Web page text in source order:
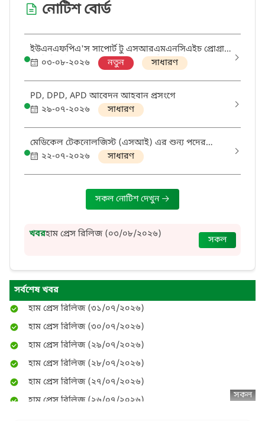
নোটিশ বোর্ড
ইউএনএফপিএ'স সাপোর্ট টু এসআরএমএনসিএইচ প্রোগ্রাম
থ্রু ডিজিএইচএস প্রকল্পের আওতায় 'মিডওয়াইফ' এবং
'ডিস্ট্রিক্ট এসআরএইচআর কোঅর্ডিনেটর' পদের নিয়োগ
পরীক্ষায় উত্তীর্ণ ও অপেক্ষমানদের তালিকা
০৩-০৮-২০২৬ নতুন সাধারণ
PD, DPD, APD আবেদন আহবান প্রসংগে
২৯-০৭-২০২৬
সাধারণ
মেডিকেল টেকনোলজিস্ট (এসআই) এর শুন্য পদের
হালনাগাদ তথ্য প্রেরণ প্রসঙ্গে
২২-০৭-২০২৬ সাধারণ
সকল নোটিশ দেখুন
খবরহাম প্রেস রিলিজ (০৩/০৮/২০২৬) সকল
সর্বশেষ খবর
হাম প্রেস রিলিজ (০৫/০৮/২০২৬)
হাম প্রেস রিলিজ (০৩/০৮/২০২৬)
হাম প্রেস রিলিজ (০১/০৮/২০২৬)
হাম প্রেস রিলিজ (৩১/০৭/২০২৬)
হাম প্রেস রিলিজ (৩০/০৭/২০২৬)
হাম প্রেস রিলিজ (২৯/০৭/২০২৬)
হাম প্রেস রিলিজ (২৮/০৭/২০২৬)
হাম প্রেস রিলিজ (২৭/০৭/২০২৬)
হাম প্রেস রিলিজ (২৬/০৭/২০২৬)
সকল